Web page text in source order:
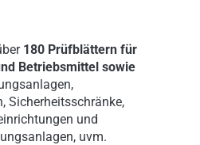
180 Prüfblättern für
Betriebsmittel sowie
Sicherheitsschränke,
und
uvm.